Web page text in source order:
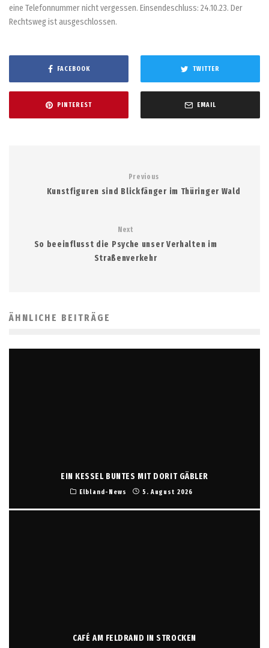
eine Telefonnummer nicht vergessen. Einsendeschluss: 24.10.23. Der
Rechtsweg ist ausgeschlossen.
FACEBOOK TWITTER
PINTEREST EMAIL
Previous
Kunstfiguren sind Blickfänger im Thüringer Wald
Next
So beeinflusst die Psyche unser Verhalten im
Straßenverkehr
ÄHNLICHE BEITRÄGE
EIN KESSEL BUNTES MIT DORIT GÄBLER
Elbland-News 5. August 2026
CAFÉ AM FELDRAND IN STROCKEN